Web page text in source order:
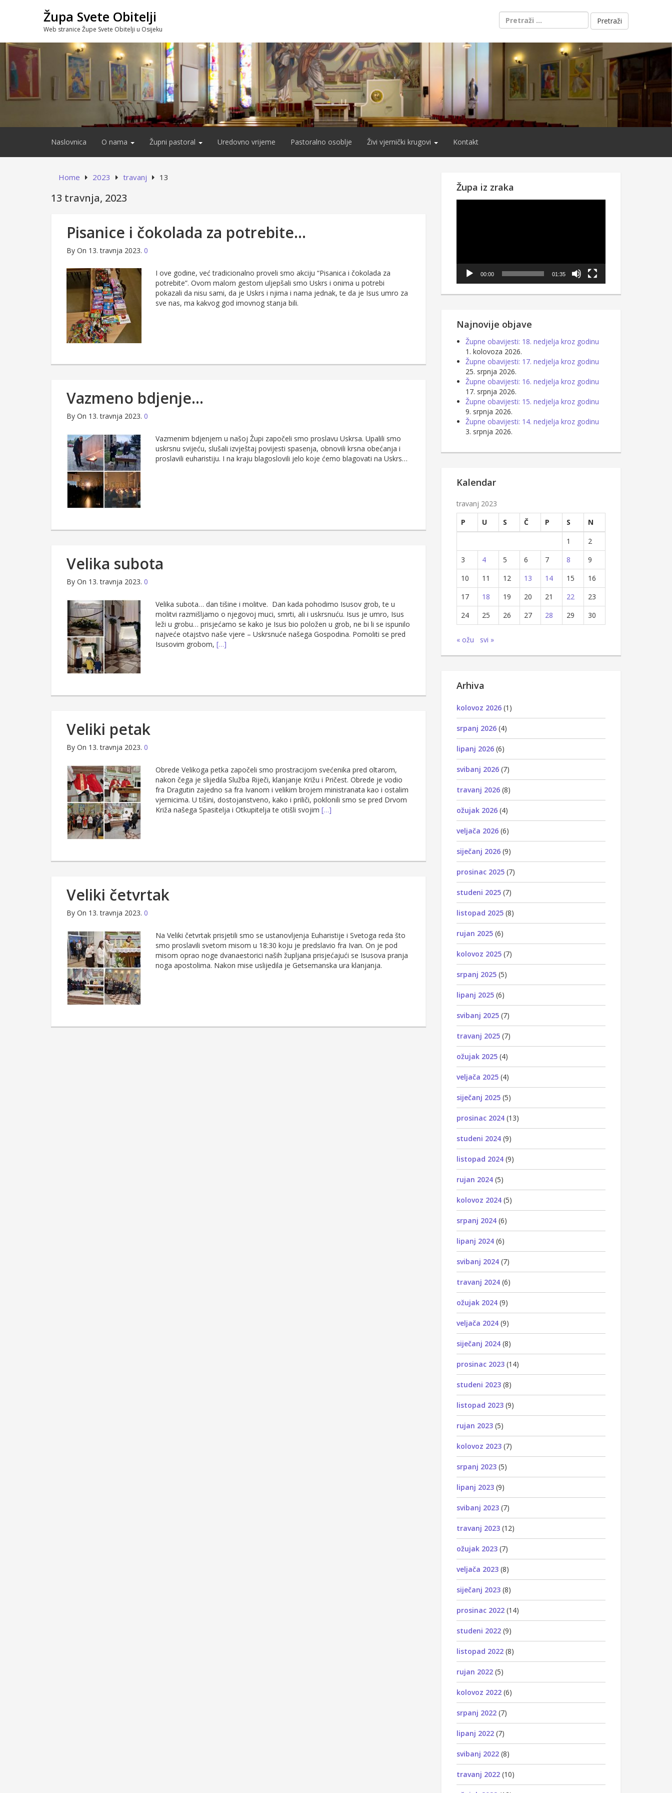
Župa Svete Obitelji
Web stranice Župe Svete Obitelji u Osijeku
Pretraži:
Naslovnica O nama Župni pastoral Uredovno vrijeme Pastoralno osoblje Živi vjernički krugovi Kontakt
Home 2023 travanj 13
13 travnja, 2023
Pisanice i čokolada za potrebite…
By On 13. travnja 2023. 0
I ove godine, već tradicionalno proveli smo akciju “Pisanica i čokolada za
potrebite”. Ovom malom gestom uljepšali smo Uskrs i onima u potrebi
pokazali da nisu sami, da je Uskrs i njima i nama jednak, te da je Isus umro za
sve nas, ma kakvog god imovnog stanja bili.
Vazmeno bdjenje…
By On 13. travnja 2023. 0
Vazmenim bdjenjem u našoj Župi započeli smo proslavu Uskrsa. Upalili smo
uskrsnu svijeću, slušali izvještaj povijesti spasenja, obnovili krsna obećanja i
proslavili euharistiju. I na kraju blagoslovili jelo koje ćemo blagovati na Uskrs…
Velika subota
By On 13. travnja 2023. 0
Velika subota… dan tišine i molitve. Dan kada pohodimo Isusov grob, te u
molitvi razmišljamo o njegovoj muci, smrti, ali i uskrsnuću. Isus je umro, Isus
leži u grobu… prisjećamo se kako je Isus bio položen u grob, ne bi li se ispunilo
najveće otajstvo naše vjere – Uskrsnuće našega Gospodina. Pomoliti se pred
Isusovim grobom, […]
Veliki petak
By On 13. travnja 2023. 0
Obrede Velikoga petka započeli smo prostracijom svećenika pred oltarom,
nakon čega je slijedila Služba Riječi, klanjanje Križu i Pričest. Obrede je vodio
fra Dragutin zajedno sa fra Ivanom i velikim brojem ministranata kao i ostalim
vjernicima. U tišini, dostojanstveno, kako i priliči, poklonili smo se pred Drvom
Križa našega Spasitelja i Otkupitelja te otišli svojim […]
Veliki četvrtak
By On 13. travnja 2023. 0
Na Veliki četvrtak prisjetili smo se ustanovljenja Euharistije i Svetoga reda što
smo proslavili svetom misom u 18:30 koju je predslavio fra Ivan. On je pod
misom oprao noge dvanaestorici naših župljana prisjećajući se Isusova pranja
noga apostolima. Nakon mise uslijedila je Getsemanska ura klanjanja.
Župa iz zraka
00:00 01:35
Najnovije objave
Župne obavijesti: 18. nedjelja kroz godinu
1. kolovoza 2026.
Župne obavijesti: 17. nedjelja kroz godinu
25. srpnja 2026.
Župne obavijesti: 16. nedjelja kroz godinu
17. srpnja 2026.
Župne obavijesti: 15. nedjelja kroz godinu
9. srpnja 2026.
Župne obavijesti: 14. nedjelja kroz godinu
3. srpnja 2026.
Kalendar
travanj 2023
P
U S Č P S
N
1
2
3
4 5 6 7 8
9
10
11 12 13 14 15
16
17
18 19 20 21 22
23
24
25 26 27 28 29 30
« ožu svi »
Arhiva
kolovoz 2026 (1)
srpanj 2026 (4)
lipanj 2026 (6)
svibanj 2026 (7)
travanj 2026 (8)
ožujak 2026 (4)
veljača 2026 (6)
siječanj 2026 (9)
prosinac 2025 (7)
studeni 2025 (7)
listopad 2025 (8)
rujan 2025 (6)
kolovoz 2025 (7)
srpanj 2025 (5)
lipanj 2025 (6)
svibanj 2025 (7)
travanj 2025 (7)
ožujak 2025 (4)
veljača 2025 (4)
siječanj 2025 (5)
prosinac 2024 (13)
studeni 2024 (9)
listopad 2024 (9)
rujan 2024 (5)
kolovoz 2024 (5)
srpanj 2024 (6)
lipanj 2024 (6)
svibanj 2024 (7)
travanj 2024 (6)
ožujak 2024 (9)
veljača 2024 (9)
siječanj 2024 (8)
prosinac 2023 (14)
studeni 2023 (8)
listopad 2023 (9)
rujan 2023 (5)
kolovoz 2023 (7)
srpanj 2023 (5)
lipanj 2023 (9)
svibanj 2023 (7)
travanj 2023 (12)
ožujak 2023 (7)
veljača 2023 (8)
siječanj 2023 (8)
prosinac 2022 (14)
studeni 2022 (9)
listopad 2022 (8)
rujan 2022 (5)
kolovoz 2022 (6)
srpanj 2022 (7)
lipanj 2022 (7)
svibanj 2022 (8)
travanj 2022 (10)